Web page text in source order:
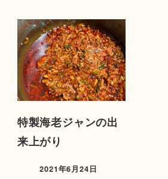
特製海老ジャンの出
来上がり
2021年6月24日